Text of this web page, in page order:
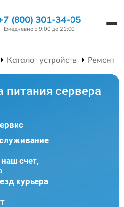
(800) 301-34-05
Ежедневно с 9:00 до 21:00
Каталог устройств Ремонт
питания сервера
счет,
курьера